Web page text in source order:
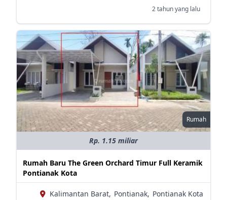
2 tahun yang lalu
Rumah
Rp. 1.15 miliar
Rumah Baru The Green Orchard Timur Full Keramik
Pontianak Kota
Kalimantan Barat, Pontianak, Pontianak Kota